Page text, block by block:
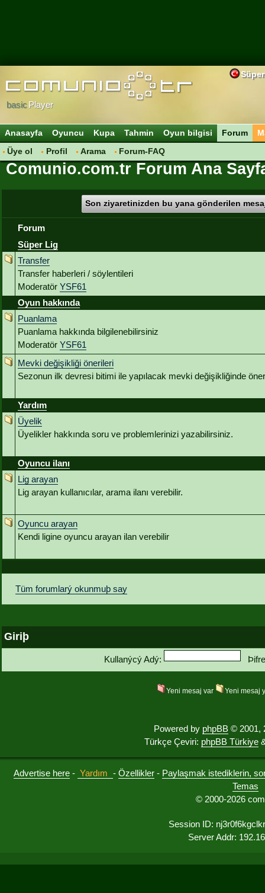
basicPlayer
Anasayfa Oyuncu Kupa Tahmin Oyun bilgisi
Forum
Üye ol
Profil Arama Forum-FAQ
Comunio.com.tr Forum Ana
Son ziyaretinizden bu yana gönderilen
Forum
Süper Lig
Transfer
Transfer haberleri / söylentileri
Moderatör YSF61
Oyun hakkında
Puanlama
Puanlama hakkında bilgilenebilirsiniz
Moderatör YSF61
Mevki değişikliği önerileri
Sezonun ilk devresi bitimi ile yapılacak mevki değişikliğinde
Yardım
Üyelik
Üyelikler hakkında soru ve problemlerinizi yazabilirsiniz.
Oyuncu ilanı
Lig arayan
Lig arayan kullanıcılar, arama ilanı verebilir.
Oyuncu arayan
Kendi ligine oyuncu arayan ilan verebilir
Tüm forumlarý okunmuþ say
Giriþ
Kullanýcý Adý:
Yeni mesaj var Yeni mesaj
Powered by phpBB © 2001,
Türkçe Çeviri: phpBB Türkiye
Advertise here - Yardım - Özellikler - Paylaşmak istediklerin,
Temas
© 2000-2026
Session ID:
Server Addr: